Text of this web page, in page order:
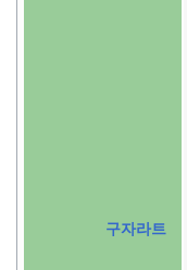
구자라트